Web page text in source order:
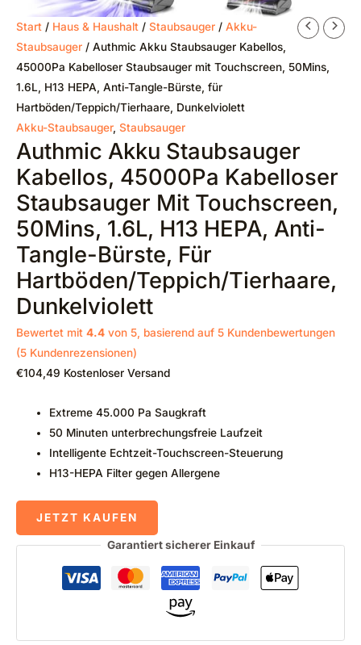
Start / Haus & Haushalt / Staubsauger / Akku-
Staubsauger / Authmic Akku Staubsauger Kabellos,
45000Pa Kabelloser Staubsauger mit Touchscreen, 50Mins,
1.6L, H13 HEPA, Anti-Tangle-Bürste, für
Hartböden/Teppich/Tierhaare, Dunkelviolett
Akku-Staubsauger, Staubsauger
Authmic Akku Staubsauger
Kabellos, 45000Pa Kabelloser
Staubsauger Mit Touchscreen,
50Mins, 1.6L, H13 HEPA, Anti-
Tangle-Bürste, Für
Hartböden/Teppich/Tierhaare,
Dunkelviolett
Bewertet mit 4.4 von 5, basierend auf 5 Kundenbewertungen
(5 Kundenrezensionen)
€104,49 Kostenloser Versand
Extreme 45.000 Pa Saugkraft
50 Minuten unterbrechungsfreie Laufzeit
Intelligente Echtzeit-Touchscreen-Steuerung
H13-HEPA Filter gegen Allergene
JETZT KAUFEN
Garantiert sicherer Einkauf